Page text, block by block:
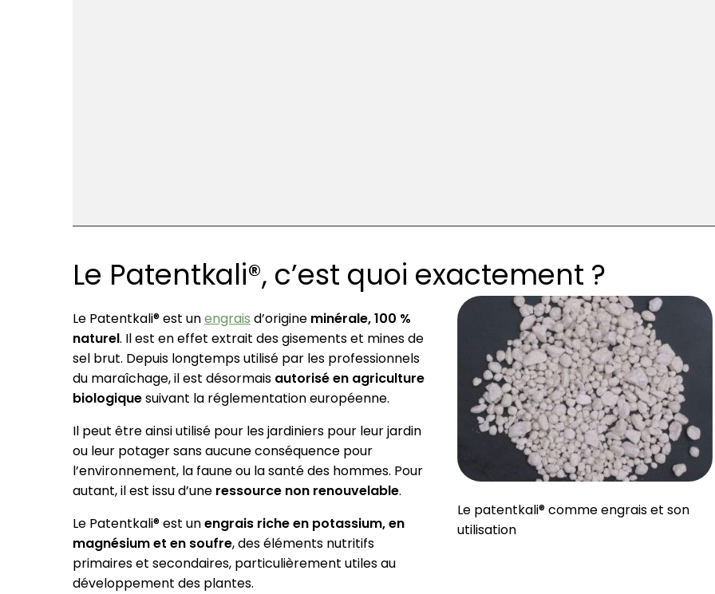
Le Patentkali®, c’est quoi exactement ?
Le patentkali® comme engrais et son
utilisation
Le Patentkali® est unengrais d’origineminérale, 100 %
naturel. Il est en effet extrait des gisements et mines de
sel brut. Depuis longtemps utilisé par les professionnels
du maraîchage, il est désormais autorisé en agriculture
biologiquesuivant la réglementation européenne.
Il peut être ainsi utilisé pour les jardiniers pour leur jardin
ou leur potager sans aucune conséquence pour
l’environnement, la faune ou la santé des hommes. Pour
autant, il est issu d’une ressource non renouvelable.
Le Patentkali® est unengrais riche en potassium, en
magnésium et en soufre, des éléments nutritifs
primaires et secondaires, particulièrement utiles au
développement des plantes.